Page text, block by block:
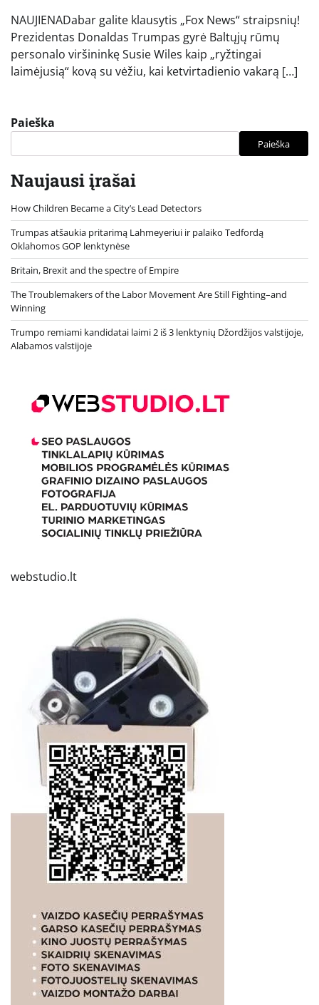
NAUJIENADabar galite klausytis „Fox News“ straipsnių!
Prezidentas Donaldas Trumpas gyrė Baltųjų rūmų
personalo viršininkę Susie Wiles kaip „ryžtingai
laimėjusią“ kovą su vėžiu, kai ketvirtadienio vakarą […]
Paieška
Paieška
Naujausi įrašai
How Children Became a City’s Lead Detectors
Trumpas atšaukia pritarimą Lahmeyeriui ir palaiko Tedfordą
Oklahomos GOP lenktynėse
Britain, Brexit and the spectre of Empire
The Troublemakers of the Labor Movement Are Still Fighting–and
Winning
Trumpo remiami kandidatai laimi 2 iš 3 lenktynių Džordžijos valstijoje,
Alabamos valstijoje
webstudio.lt